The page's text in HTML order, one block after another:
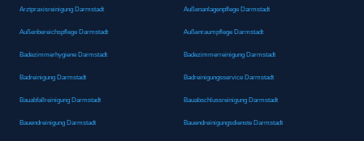
Arztpraxisreinigung Darmstadt Außenanlagenpflege Darmstadt
Außenbereichspflege Darmstadt Außenraumpflege Darmstadt
Badezimmerhygiene Darmstadt Badezimmerreinigung Darmstadt
Badreinigung Darmstadt Badreinigungsservice Darmstadt
Bauabfallreinigung Darmstadt Bauabschlussreinigung Darmstadt
Bauendreinigung Darmstadt Bauendreinigungsdienste Darmstadt